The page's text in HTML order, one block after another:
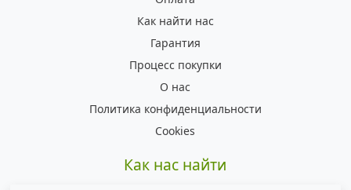
Как найти нас
Гарантия
Процесс покупки
О нас
Политика конфиденциальности
Cookies
Как нас найти